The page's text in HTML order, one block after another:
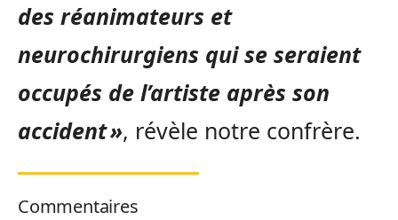
des réanimateurs et
neurochirurgiens qui se seraient
occupés de l’artiste après son
accident », révèle notre confrère.
Commentaires